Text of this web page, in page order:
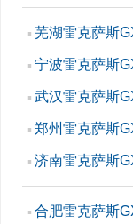
▪ 芜湖雷克萨斯
▪ 宁波雷克萨斯
▪ 武汉雷克萨斯
▪ 郑州雷克萨斯
▪ 济南雷克萨斯
▪ 合肥雷克萨斯